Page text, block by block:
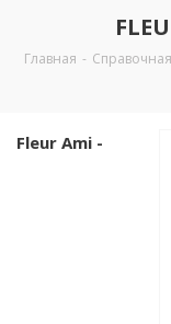
Отложенные
Главная -
Fleur Ami -